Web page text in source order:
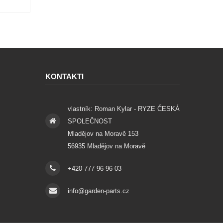
KONTAKTI
vlastník: Roman Kylar - RYZE ČESKÁ
SPOLEČNOST
Mladějov na Moravě 153
56935 Mladějov na Moravě
+420 777 96 96 03
info@garden-parts.cz